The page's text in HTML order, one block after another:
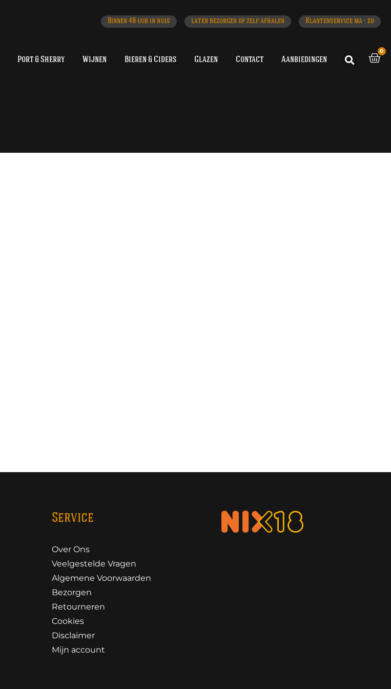
Binnen 48 uur in huis laten bezorgen of zelf afhalen Klantenservice ma - zo
Port & Sherry Wijnen Bieren & Ciders Glazen Contact Aanbiedingen
0
Service
Over Ons
Veelgestelde Vragen
Algemene Voorwaarden
Bezorgen
Retourneren
Cookies
Disclaimer
Mijn account